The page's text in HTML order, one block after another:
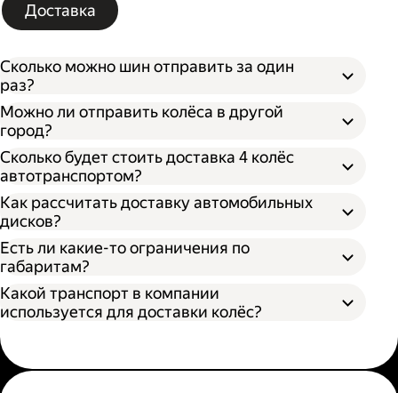
Доставка
Сколько можно шин отправить за один
раз?
Можно ли отправить колёса в другой
город?
Открыть приложение Яндекс Go или
сайт
Выбрать подходящий тариф;
Ввести данные в поля «Откуда» и «Куда»;
Ввести контакты получателя и
отправителя;
Подтвердить заказ.
Сколько будет стоить доставка 4 колёс
автотранспортом?
Как рассчитать доставку автомобильных
дисков?
В приложении Яндекс Go;
На сайте Яндекс Доставки.
Есть ли какие-то ограничения по
габаритам?
Диаметр не более 200 см, если выбрана
Какой транспорт в компании
используется для доставки колёс?